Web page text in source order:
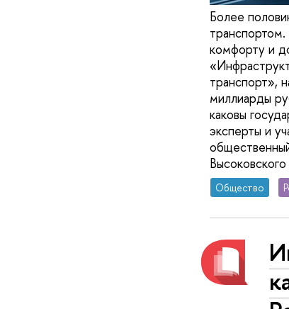
Более
комфорту и
транспорт»,
миллиарды
каковы
эксперты и
Общество